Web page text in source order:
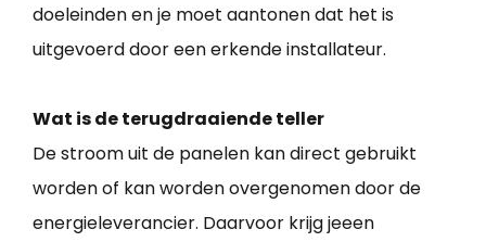
doeleinden en je moet aantonen dat het is
uitgevoerd door een erkende installateur.
Wat is de terugdraaiende teller
De stroom uit de panelen kan direct gebruikt
worden of kan worden overgenomen door de
energieleverancier. Daarvoor krijg jeeen